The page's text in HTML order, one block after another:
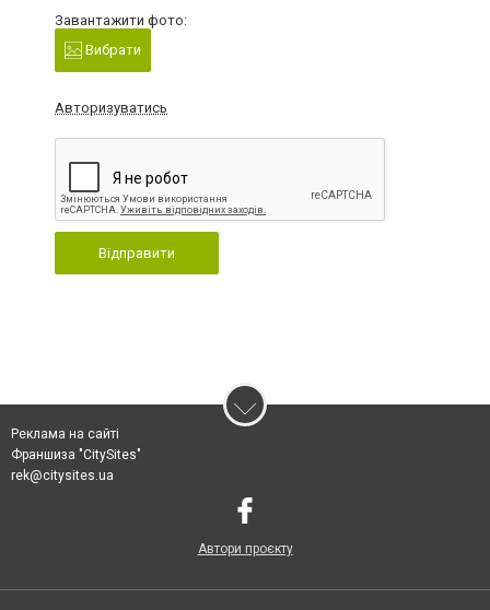
Завантажити фото:
Вибрати
Авторизуватись
Відправити
Реклама на сайті
Франшиза "CitySites"
rek@citysites.ua
Автори проєкту